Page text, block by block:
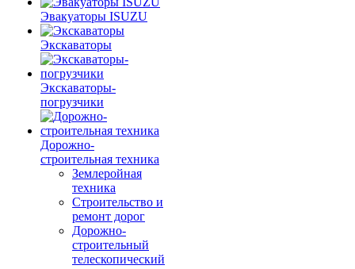
Эвакуаторы ISUZU
Экскаваторы
Экскаваторы-
погрузчики
Дорожно-
строительная техника
Землеройная
техника
Строительство и
ремонт дорог
Дорожно-
строительный
телескопический